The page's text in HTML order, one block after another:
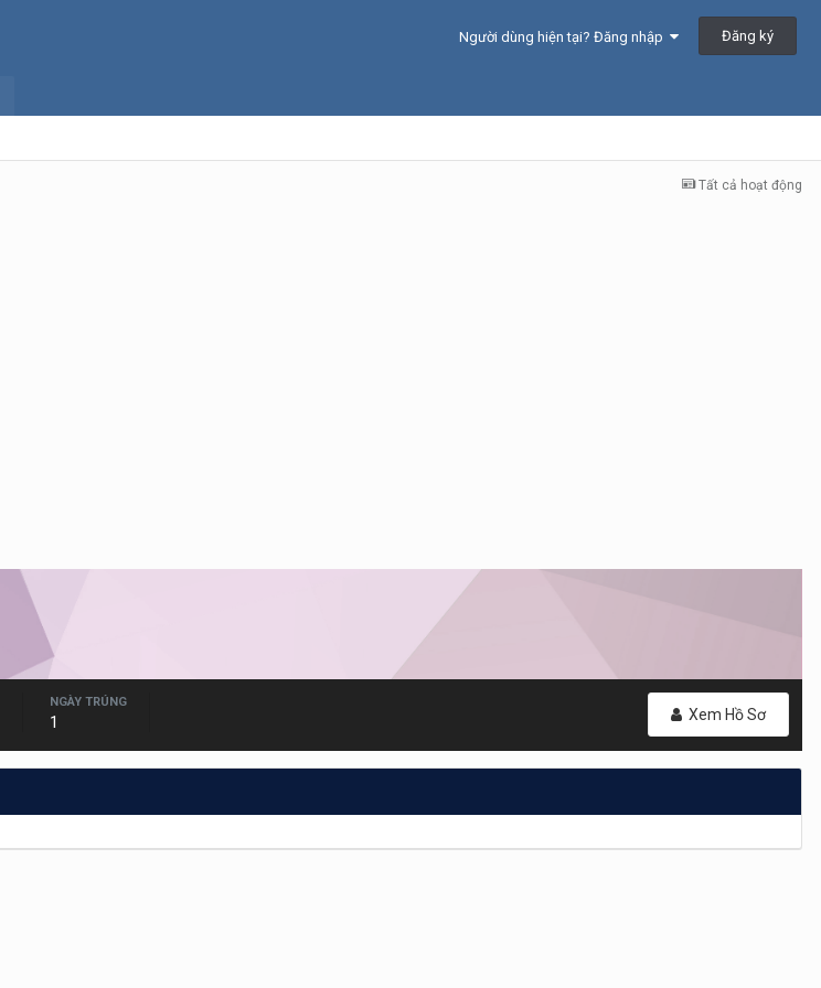
Người dùng hiện tại? Đăng nhập Đăng ký
Tất cả hoạt động
Xem Hồ Sơ
NGÀY TRÚNG
1